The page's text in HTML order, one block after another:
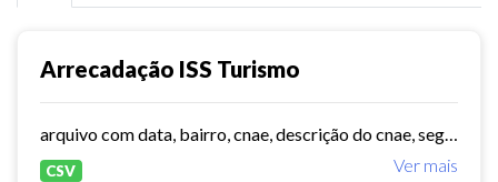
Arrecadação ISS Turismo
Ver mais
CSV